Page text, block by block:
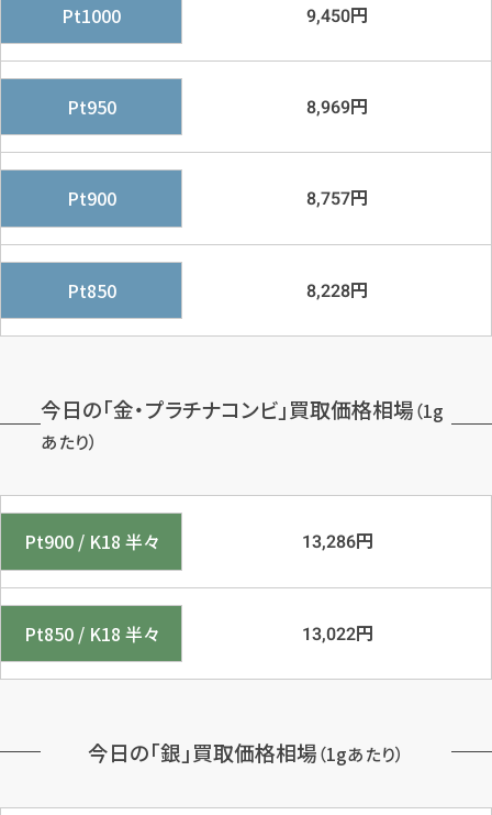
Pt1000 9,450円
Pt950 8,969円
Pt900 8,757円
Pt850 8,228円
今日の「金・プラチナコンビ」買取価格相場（1g
あたり）
Pt900 / K18 半々 13,286円
Pt850 / K18 半々 13,022円
今日の「銀」買取価格相場（1gあたり）